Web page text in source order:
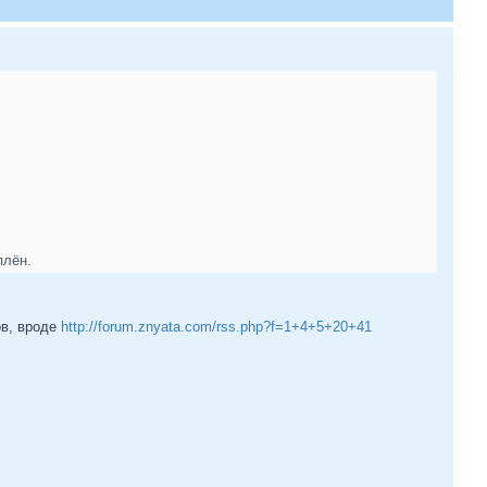
вроде http://forum.znyata.com/rss.php?f=1+4+5+20+41